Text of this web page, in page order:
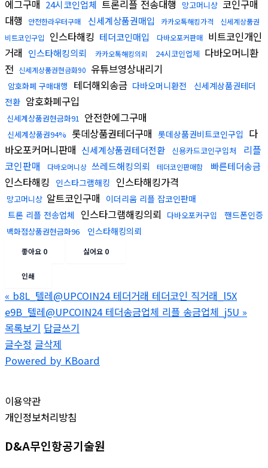
에그구매 24시코인업체 트론리플 전송대행 망고머니상 코인구매
대행
안전한라우터구매 신세계상품권매입 카카오톡해킹가격
신세계상품권
비트코인구입
인스타해킹 테더코인매입 다바오포커판매 비트코인개인
거래 인스타해킹의뢰 카카오톡해킹의뢰 24시코인업체 다바오머니환
전 신세계상품권현금화90 유튜브영상내리기
암호화폐 구매대행 테더해외송금 다바오머니환전
신세계상품권테더
전환 암호화폐구입
신세계상품권현금화91 안전한에그구매
신세계상품권94% 롯데상품권테더구매 롯데상품권비트코인구입 다
바오포커머니판매 신세계상품권테더전환 신용카드코인구입처
리플
코인판매
다바오머니상 쓰레드해킹의뢰 테더코인판매함 빠른테더송금
인스타해킹 인스타그램해킹 인스타해킹가격
망고머니상 알트코인구매 이더리움 리플 잡코인판매
트론 리플 전송업체 인스타그램해킹의뢰 다바오포커구입 핸드폰인증
백화점상품권현금화96 인스타해킹의뢰
좋아요 0 싫어요 0
인쇄
« b8L_텔레@UPCOIN24 테더거래 테더코인 직거래_l5X
e9B_텔레@UPCOIN24 테더송금업체 리플 송금업체_j5U »
목록보기 답글쓰기
글수정 글삭제
Powered by KBoard
이용약관
개인정보처리방침
D&A무인항공기술원